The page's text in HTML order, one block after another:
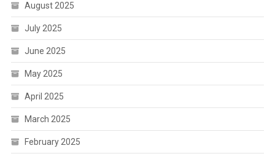
August 2025
July 2025
June 2025
May 2025
April 2025
March 2025
February 2025